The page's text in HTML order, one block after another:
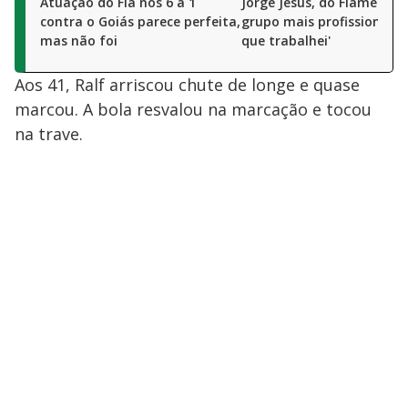
contra o Goiás parece perfeita,
mas não foi
grupo mais profissional
que trabalhei'
Aos 41, Ralf arriscou chute de longe e quase
marcou. A bola resvalou na marcação e tocou
na trave.